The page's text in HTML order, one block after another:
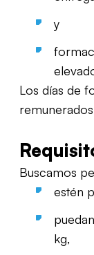
y
Los días de
Buscamos
estén
kg,